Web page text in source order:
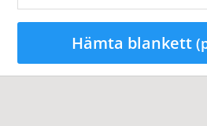
Hämta blankett